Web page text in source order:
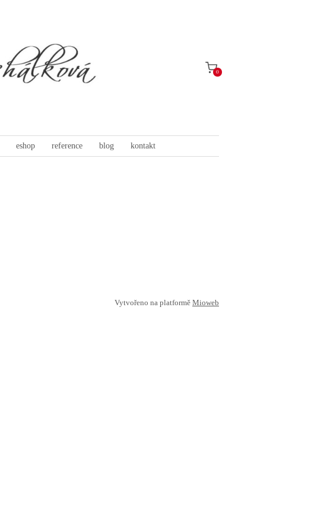
0
eshop reference blog kontakt
Vytvořeno na platformě Mioweb